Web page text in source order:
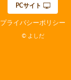
PCサイト
プライバシーポリシー
© よしだ